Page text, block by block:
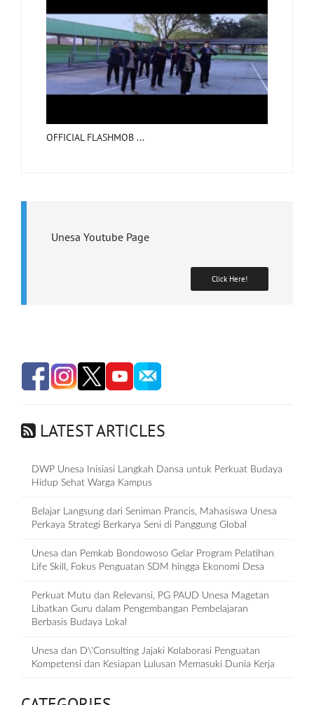
OFFICIAL FLASHMOB ...
Unesa Youtube Page
Click Here!
LATEST ARTICLES
DWP Unesa Inisiasi Langkah Dansa untuk Perkuat Budaya
Hidup Sehat Warga Kampus
Belajar Langsung dari Seniman Prancis, Mahasiswa Unesa
Perkaya Strategi Berkarya Seni di Panggung Global
Unesa dan Pemkab Bondowoso Gelar Program Pelatihan
Life Skill, Fokus Penguatan SDM hingga Ekonomi Desa
Perkuat Mutu dan Relevansi, PG PAUD Unesa Magetan
Libatkan Guru dalam Pengembangan Pembelajaran
Berbasis Budaya Lokal
Unesa dan D\'Consulting Jajaki Kolaborasi Penguatan
Kompetensi dan Kesiapan Lulusan Memasuki Dunia Kerja